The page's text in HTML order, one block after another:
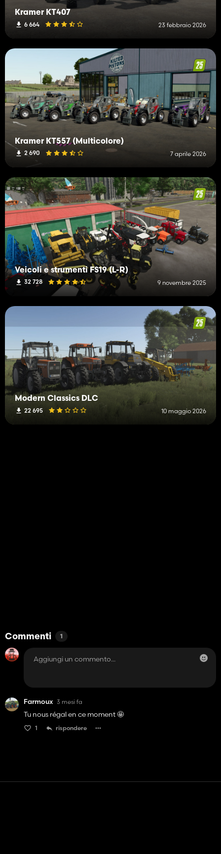
Kramer KT407
6 664 23 febbraio 2026
Kramer KT557 (Multicolore)
2 690 7 aprile 2026
Veicoli e strumenti FS19 (L-R)
32 728 9 novembre 2025
Modern Classics DLC
22 695 10 maggio 2026
Commenti 1
Farmoux 3 mesi fa
Tu nous régal en ce moment 🤩
1 rispondere